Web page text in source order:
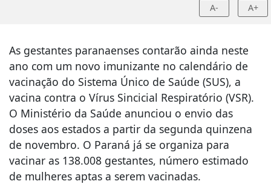
A- A+
As gestantes paranaenses contarão ainda neste
ano com um novo imunizante no calendário de
vacinação do Sistema Único de Saúde (SUS), a
vacina contra o Vírus Sincicial Respiratório (VSR).
O Ministério da Saúde anunciou o envio das
doses aos estados a partir da segunda quinzena
de novembro. O Paraná já se organiza para
vacinar as 138.008 gestantes, número estimado
de mulheres aptas a serem vacinadas.